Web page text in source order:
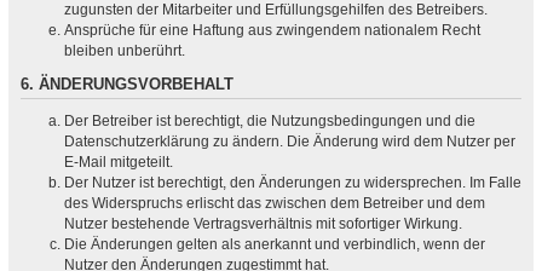
zugunsten der Mitarbeiter und Erfüllungsgehilfen des Betreibers.
Ansprüche für eine Haftung aus zwingendem nationalem Recht
bleiben unberührt.
6. ÄNDERUNGSVORBEHALT
Der Betreiber ist berechtigt, die Nutzungsbedingungen und die
Datenschutzerklärung zu ändern. Die Änderung wird dem Nutzer per
E-Mail mitgeteilt.
Der Nutzer ist berechtigt, den Änderungen zu widersprechen. Im Falle
des Widerspruchs erlischt das zwischen dem Betreiber und dem
Nutzer bestehende Vertragsverhältnis mit sofortiger Wirkung.
Die Änderungen gelten als anerkannt und verbindlich, wenn der
Nutzer den Änderungen zugestimmt hat.